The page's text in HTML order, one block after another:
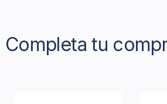
Completa tu